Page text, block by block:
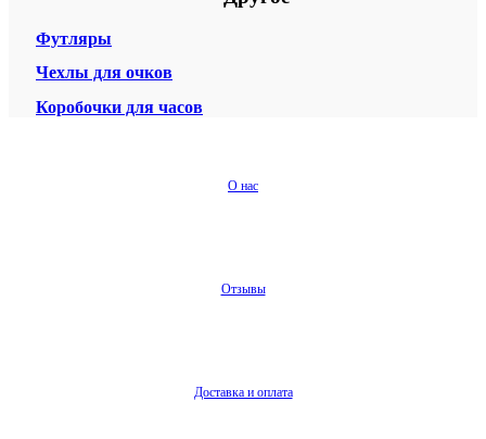
Футляры
Чехлы для очков
Коробочки для часов
О нас
Отзывы
Доставка и оплата